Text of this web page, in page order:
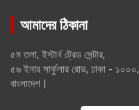
আমাদের ঠিকানা
৫ম তলা, ইস্টার্ন ট্রেড সেন্টার,
৫৬ ইনার সার্কুলার রোড, ঢাকা - ১০০০,
বাংলাদেশ |